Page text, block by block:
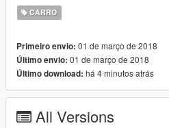
handling.meta
>>> update/update.rpf/common/data
CARRO
Primeiro envio: 01 de março de 2018
Último envio: 01 de março de 2018
Último download: há 4 minutos atrás
All Versions